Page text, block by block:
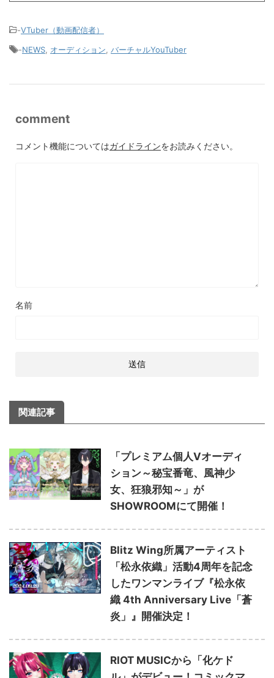
-VTuber（動画配信者）
-NEWS オーディション バーチャルYouTuber
comment
コメント機能についてはガイドラインをお読みください。
名前
関連記事
「プレミアム個人Vオーディ
ション～秘宝番竜、風神少
女、狂狼邪知～」が
SHOWROOMにて開催！
Blitz Wing所属アーティスト
「松永依織」活動4周年を記念
したワンマンライブ『松永依
織 4th Anniversary Live「蒼
炎」』開催決定！
RIOT MUSICから「化ケド